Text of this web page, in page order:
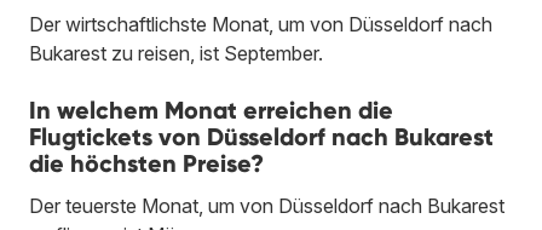
Der wirtschaftlichste Monat, um von Düsseldorf nach
Bukarest zu reisen, ist September.
In welchem Monat erreichen die
Flugtickets von Düsseldorf nach Bukarest
die höchsten Preise?
Der teuerste Monat, um von Düsseldorf nach Bukarest